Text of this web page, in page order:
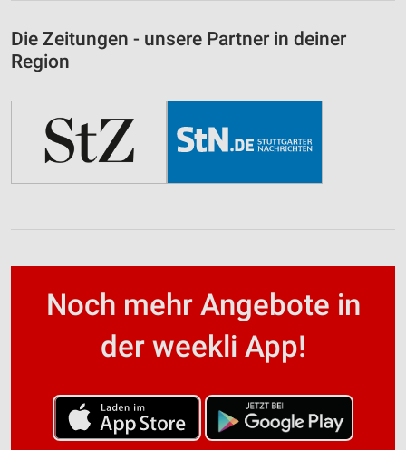
Die Zeitungen - unsere Partner in deiner
Region
Noch mehr Angebote in
der weekli App!